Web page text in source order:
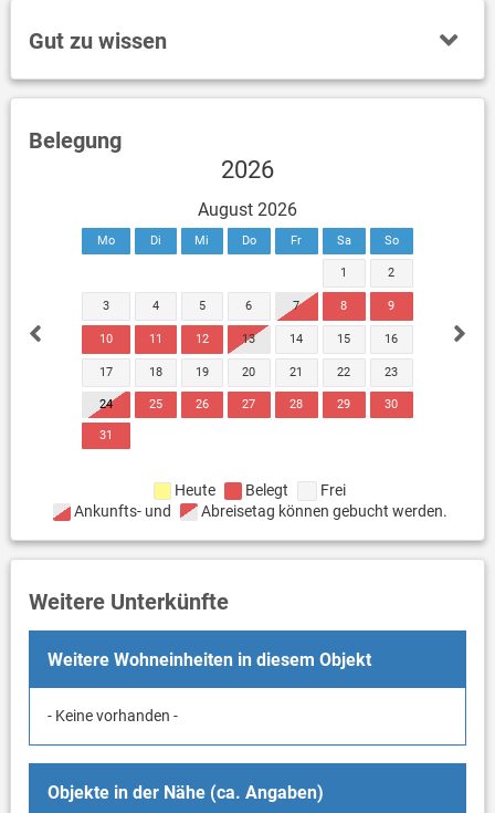
Gut zu wissen
Belegung
2026
August 2026
Mo Di Mi Do Fr Sa So
1 2
3 4 5 6 7 8 9
10 11 12 13 14 15 16
17 18 19 20 21 22 23
24 25 26 27 28 29 30
31
Heute Belegt
Frei
Ankunfts- und
Abreisetag können gebucht werden.
Weitere Unterkünfte
Weitere Wohneinheiten in diesem Objekt
- Keine vorhanden -
Objekte in der Nähe (ca. Angaben)